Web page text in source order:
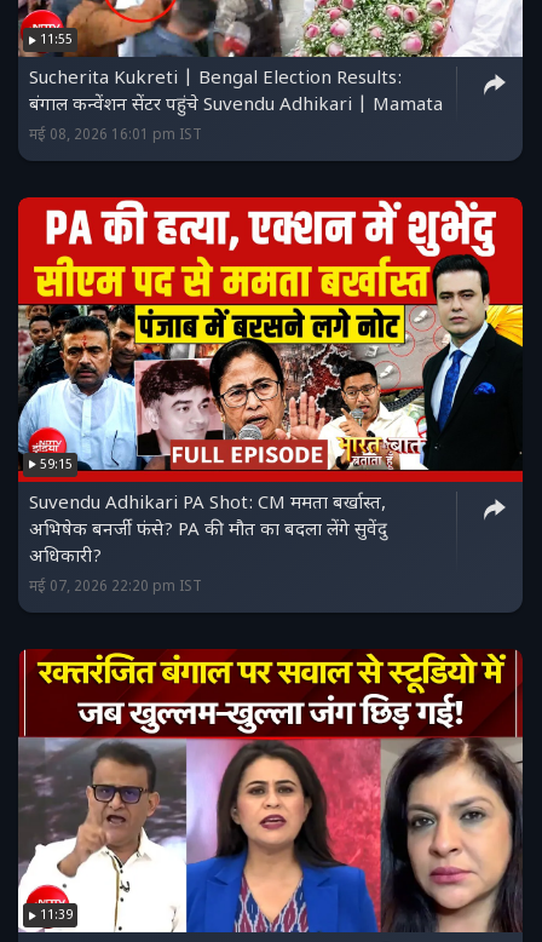
11:55
Sucherita Kukreti | Bengal Election Results:
बंगाल कन्वेंशन सेंटर पहुंचे Suvendu Adhikari | Mamata
मई 08, 2026 16:01 pm IST
59:15
Suvendu Adhikari PA Shot: CM ममता बर्खास्त,
अभिषेक बनर्जी फंसे? PA की मौत का बदला लेंगे सुवेंदु
अधिकारी?
मई 07, 2026 22:20 pm IST
11:39